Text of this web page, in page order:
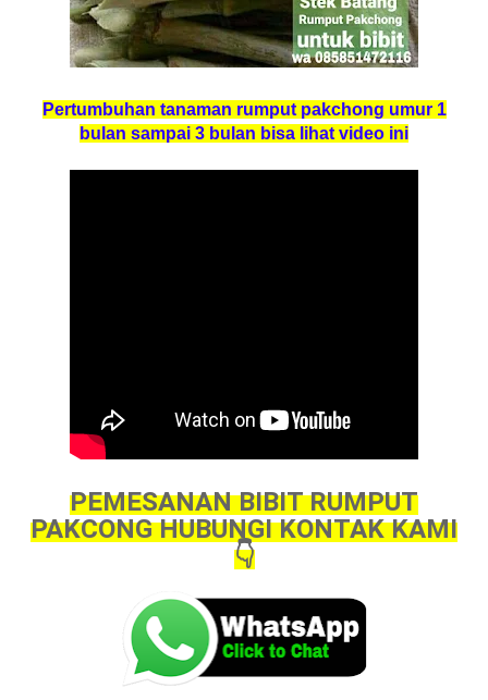
Pertumbuhan tanaman rumput pakchong umur 1
bulan sampai 3 bulan bisa lihat video ini
PEMESANAN BIBIT RUMPUT
PAKCONG HUBUNGI KONTAK KAMI
👇